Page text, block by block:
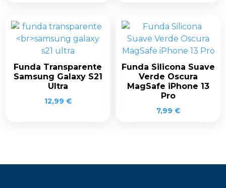
Funda Transparente
Samsung Galaxy S21
Ultra
12,99 €
Funda Silicona Suave
Verde Oscura
MagSafe iPhone 13
Pro
7,99 €